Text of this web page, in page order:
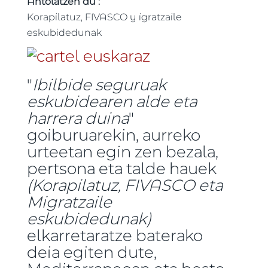
Korapilatuz, FIVASCO y igratzaile
eskubidedunak
"Ibilbide seguruak
eskubidearen alde eta
harrera duina"
goiburuarekin, aurreko
urteetan egin zen bezala,
pertsona eta talde hauek
(Korapilatuz, FIVASCO eta
Migratzaile
eskubidedunak)
elkarretaratze baterako
deia egiten dute,